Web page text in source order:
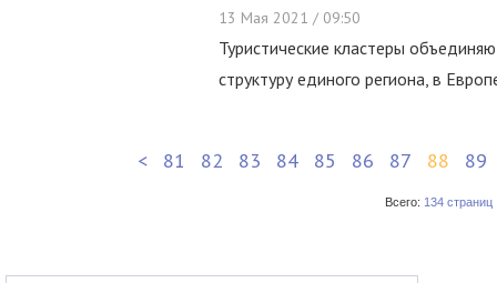
13 Мая 2021 / 09:50
Туристические кластеры
структуру единого региона, в
< 81 82 83 84 85 86 87 88 89
Всего: 134 страниц